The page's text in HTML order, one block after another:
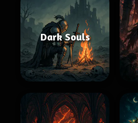
Dark Souls